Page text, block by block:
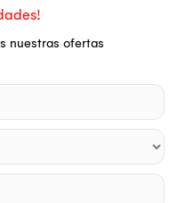
nuestras ofertas